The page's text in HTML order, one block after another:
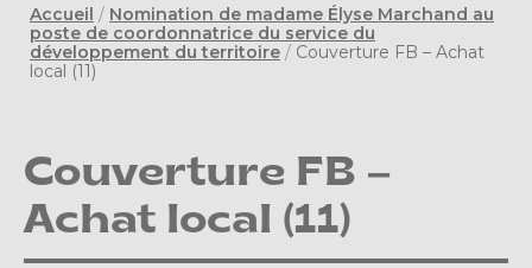
Accueil / Nomination de madame Élyse Marchand au
poste de coordonnatrice du service du
développement du territoire / Couverture FB – Achat
local (11)
Couverture FB –
Achat local (11)